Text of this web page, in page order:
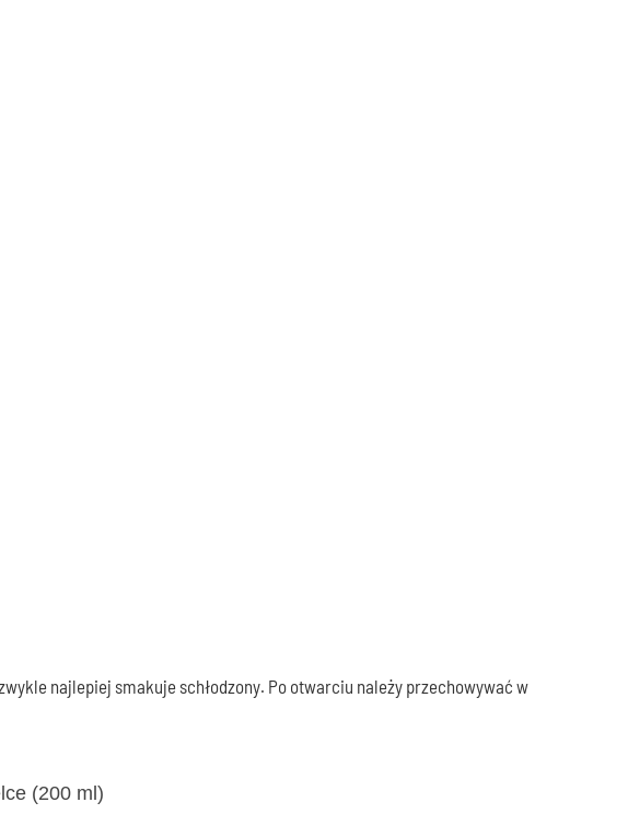
najlepiej smakuje schłodzony. Po otwarciu należy przechowywać w
(200 ml)